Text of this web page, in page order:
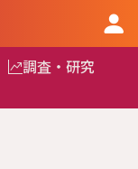
調査・研究